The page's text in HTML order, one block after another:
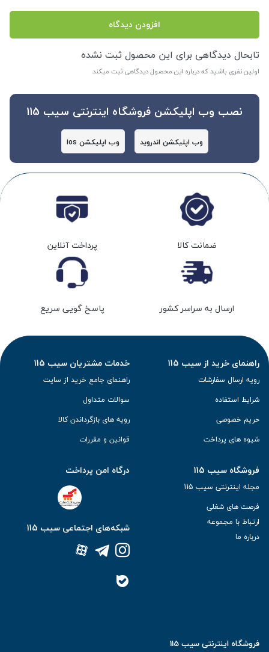
افزودن دیدگاه
تابحال دیدگاهی برای این محصول ثبت نشده
اولین نفری باشید که درباره این محصول دیدگاهی ثبت میکند
نصب وب اپلیکشن فروشگاه اینترنتی سیب 115
وب اپلیکشن اندروید وب اپلیکشن ios
ضمانت کالا پرداخت آنلاین
ارسال به سراسر کشور پاسخ گویی سریع
راهنمای خرید از سیب 115
رویه ارسال سفارشات
شرایط استفاده
حریم خصوصی
شیوه های پرداخت
خدمات مشتریان سیب 115
راهنمای جامع خرید از سایت
سوالات متداول
رویه های بازگرداندن کالا
قوانین و مقررات
فروشگاه سیب 115
مجله اینترنتی سیب 115
فرصت های شغلی
ارتباط با مجموعه
درباره ما
درگاه امن پرداخت
شبکه‌های اجتماعی سیب 115
فروشگاه اینترنتی سیب 115